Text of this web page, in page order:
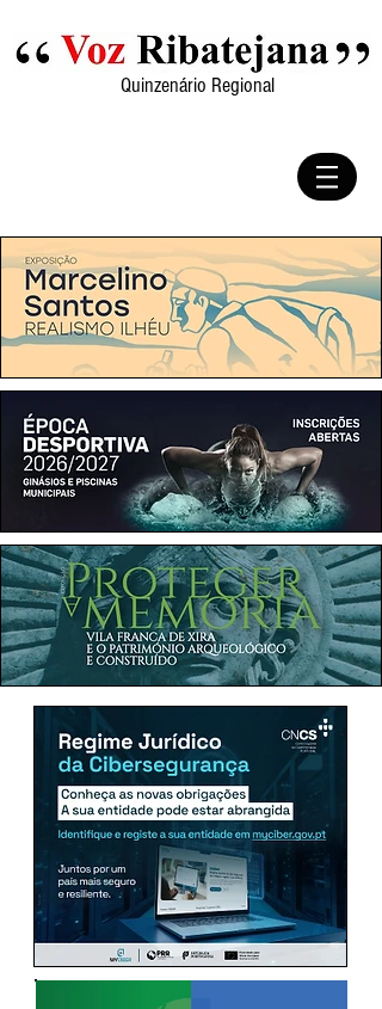
Quinzenário Regional